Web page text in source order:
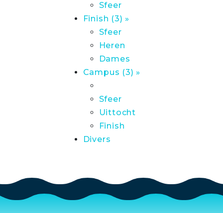
Sfeer
Finish (3) »
Sfeer
Heren
Dames
Campus (3) »
Sfeer
Uittocht
Finish
Divers